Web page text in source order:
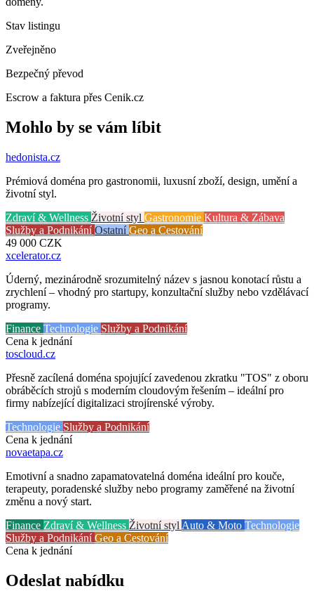
Stav listingu
Zveřejněno
Bezpečný převod
Escrow a faktura přes Cenik.cz
Mohlo by se vám líbit
hedonista.cz
Prémiová doména pro gastronomii, luxusní zboží, design, umění a
životní styl.
Zdraví & Wellness Životní styl Gastronomie Kultura & Zábava
Služby a PodnikáníOstatníGeo a Cestování
49 000 CZK
xcelerator.cz
Úderný, mezinárodně srozumitelný název s jasnou konotací růstu a
zrychlení – vhodný pro startupy, konzultační služby nebo vzdělávací
programy.
Finance Technologie Služby a Podnikání
Cena k jednání
toscloud.cz
Přesně zacílená doména spojující zavedenou zkratku "TOS" z oboru
obráběcích strojů s moderním cloudovým řešením – ideální pro
firmy nabízející digitalizaci strojírenské výroby.
Technologie Služby a Podnikání
Cena k jednání
novaetapa.cz
Emotivní a snadno zapamatovatelná doména ideální pro kouče,
terapeuty, poradenské služby nebo programy zaměřené na životní
změnu a nový start.
Finance Zdraví & Wellness Životní styl Auto & Moto Technologie
Služby a PodnikáníGeo a Cestování
Cena k jednání
Odeslat nabídku